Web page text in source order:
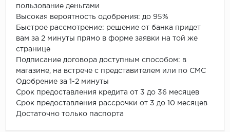
пользование деньгами
Высокая вероятность одобрения: до 95%
Быстрое рассмотрение: решение от банка придет
вам за 2 минуты прямо в форме заявки на той же
странице
Подписание договора доступным способом: в
магазине, на встрече с представителем или по СМС
Одобрение за 1-2 минуты
Срок предоставления кредита от 3 до 36 месяцев
Срок предоставления рассрочки от 3 до 10 месяцев
Достаточно только паспорта